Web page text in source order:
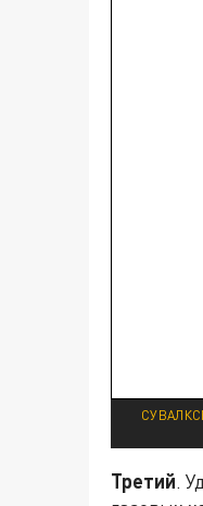
Третий.